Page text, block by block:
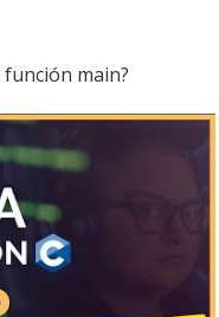
main?